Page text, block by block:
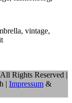
Rights Reserved |
| Impressum &